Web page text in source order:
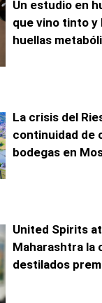
Un estudio en
que vino tinto y
huellas
La crisis del
continuidad de
bodegas en
United Spirits
Maharashtra la
destilados